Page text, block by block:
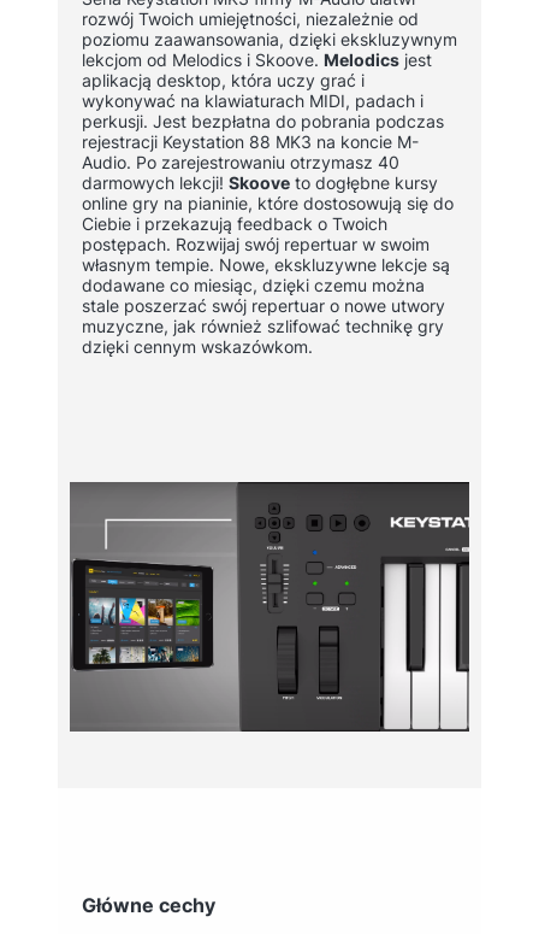
rozwój Twoich umiejętności, niezależnie od
poziomu zaawansowania, dzięki ekskluzywnym
lekcjom od Melodics i Skoove. Melodics jest
aplikacją desktop, która uczy grać i
wykonywać na klawiaturach MIDI, padach i
perkusji. Jest bezpłatna do pobrania podczas
rejestracji Keystation 88 MK3 na koncie M-
Audio. Po zarejestrowaniu otrzymasz 40
darmowych lekcji! Skoove to dogłębne kursy
online gry na pianinie, które dostosowują się do
Ciebie i przekazują feedback o Twoich
postępach. Rozwijaj swój repertuar w swoim
własnym tempie. Nowe, ekskluzywne lekcje są
dodawane co miesiąc, dzięki czemu można
stale poszerzać swój repertuar o nowe utwory
muzyczne, jak również szlifować technikę gry
dzięki cennym wskazówkom.
Główne cechy